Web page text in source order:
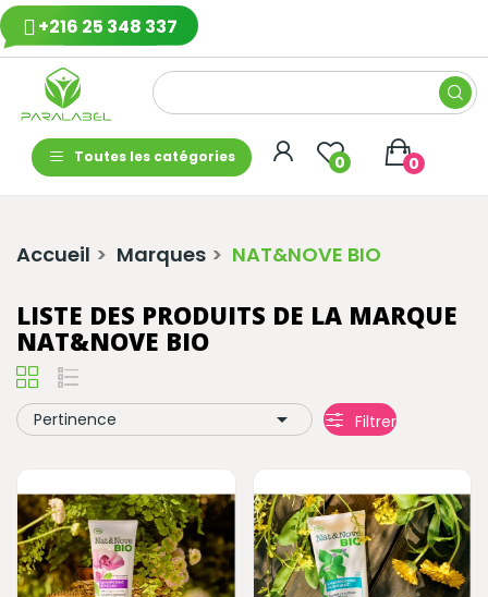
+216 25 348 337
Toutes les catégories 0 0
Accueil Marques NAT&NOVE BIO
LISTE DES PRODUITS DE LA MARQUE
NAT&NOVE BIO
Pertinence  Filtrer